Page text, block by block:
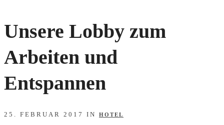
Unsere Lobby zum
Arbeiten und
Entspannen
25. FEBRUAR 2017 IN HOTEL